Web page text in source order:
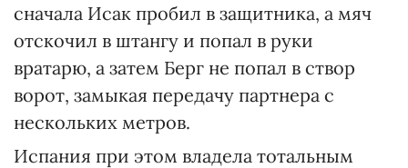
сначала Исак пробил в защитника, а мяч
отскочил в штангу и попал в руки
вратарю, а затем Берг не попал в створ
ворот, замыкая передачу партнера с
нескольких метров.
Испания при этом владела тотальным